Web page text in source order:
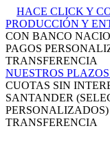
HACE CLICK Y
PRODUCCIÓN Y
CON BANCO
PAGOS
TRANSFERENCIA
NUESTROS
CUOTAS SIN
SANTANDER
PERSONALIZADOS)
TRANSFERENCIA